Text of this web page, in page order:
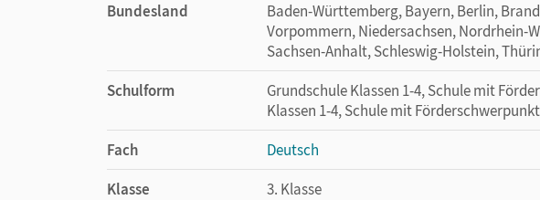
Bundesland
Baden-Württemberg, Bayern, Berlin,
Vorpommern, Niedersachsen, Nordrhein-
Sachsen-Anhalt, Schleswig-Holstein,
Schulform
Grundschule Klassen 1-4, Schule mit
Klassen 1-4, Schule mit
Fach
Deutsch
Klasse
3. Klasse